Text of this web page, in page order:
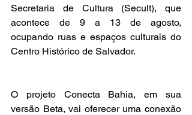
Secretaria de Cultura (Secult), que
acontece de 9 a 13 de agosto,
ocupando ruas e espaços culturais do
Centro Histórico de Salvador.
O projeto Conecta Bahia, em sua
versão Beta, vai oferecer uma conexão